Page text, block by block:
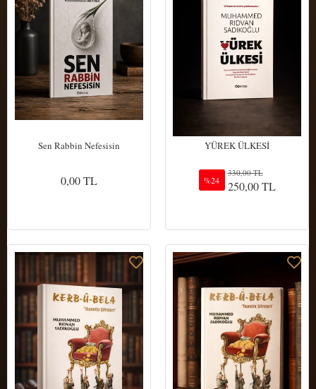
Sen Rabbin Nefesisin
0,00 TL
YÜREK ÜLKESİ
%24
330,00 TL
250,00 TL